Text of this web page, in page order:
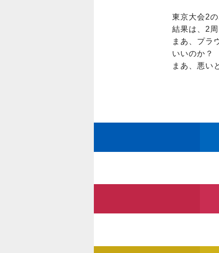
東京大会2
結果は、2
まあ、プラ
いいのか？
まあ、悪い